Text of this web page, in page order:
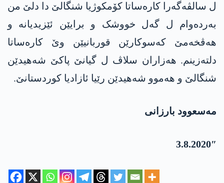
ل سالڤەگەرا کارەساتا کۆمکوژیا شنگالێ دا دلێ من
بەردەوام ل گەل خووشک و برایێن ئێزیدیانە و
ھەڤخەمێ کەسوکارێن قوربانیێن وێ کارەساتا
دلتەزینم. ھەزاران سلاڤ ل گیانێ پاکێ شەھیدێن
شنگالێ و ھەموو شەھیدێن رێیا ئازادیا کوردستانێ.
مەسعوود بارزانی
3.8.2020″